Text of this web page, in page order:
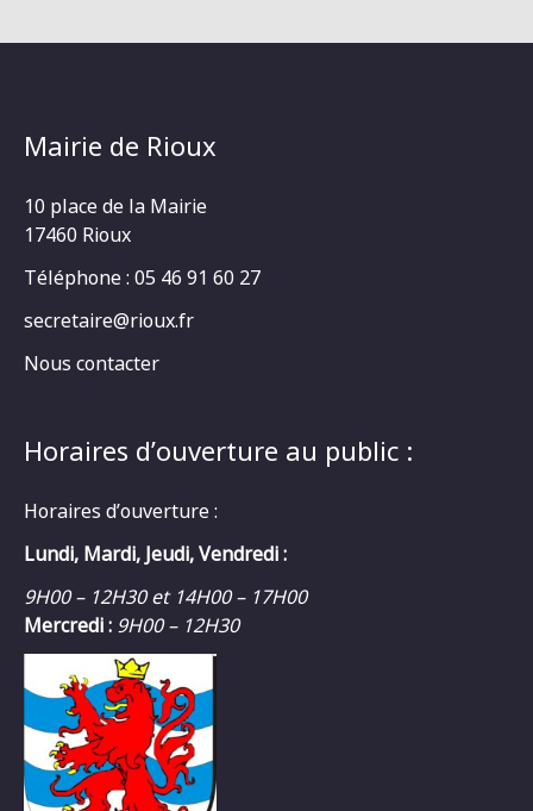
Mairie de Rioux
10 place de la Mairie
17460 Rioux
Téléphone : 05 46 91 60 27
secretaire@rioux.fr
Nous contacter
Horaires d’ouverture au public :
Horaires d’ouverture :
Lundi, Mardi, Jeudi, Vendredi :
9H00 – 12H30 et 14H00 – 17H00
Mercredi : 9H00 – 12H30